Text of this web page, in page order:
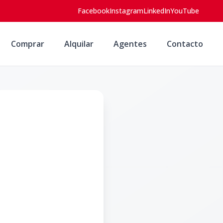
FacebookInstagramLinkedInYouTube
Comprar Alquilar Agentes Contacto